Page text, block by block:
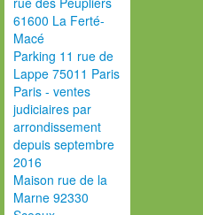
61600 La Ferté-
Macé
Parking 11 rue de
Lappe 75011 Paris
Paris - ventes
judiciaires par
arrondissement
depuis septembre
2016
Maison rue de la
Marne 92330